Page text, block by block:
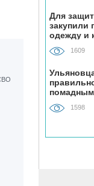
Наше
РТРС
08.08,
На
время»
Для
закупили
одежду и
1609
косметики
1598